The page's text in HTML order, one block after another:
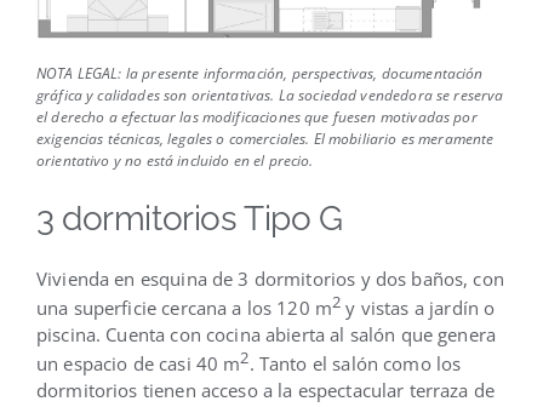
NOTA LEGAL: la presente información, perspectivas, documentación
gráfica y calidades son orientativas. La sociedad vendedora se reserva
el derecho a efectuar las modificaciones que fuesen motivadas por
exigencias técnicas, legales o comerciales. El mobiliario es meramente
orientativo y no está incluido en el precio.
3 dormitorios Tipo G
Vivienda en esquina de 3 dormitorios y dos baños, con
una superficie cercana a los 120 m2 y vistas a jardín o
piscina. Cuenta con cocina abierta al salón que genera
un espacio de casi 40 m2. Tanto el salón como los
dormitorios tienen acceso a la espectacular terraza de